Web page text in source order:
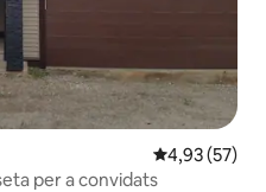
4,93 de
4,93 (57)
per a convidats